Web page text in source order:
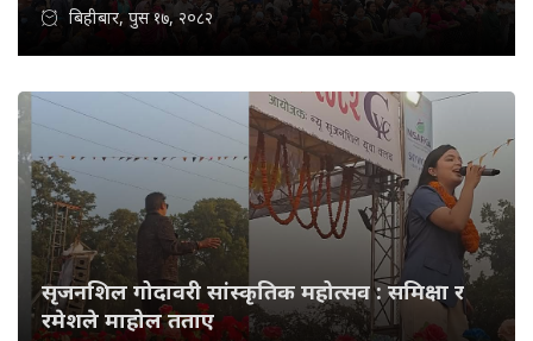
बिहीबार, पुस १७, २०८२
सृजनशिल गोदावरी सांस्कृतिक महोत्सव : समिक्षा र
रमेशले माहोल तताए